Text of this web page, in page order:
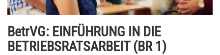
BetrVG: EINFÜHRUNG IN DIE
BETRIEBSRATSARBEIT (BR 1)